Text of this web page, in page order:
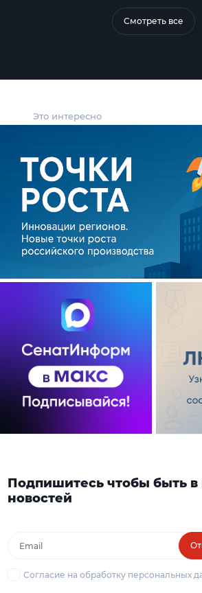
Это интересно
Смотреть все
Подпишитесь чтобы быть в
новостей
Согласие на обработку персональных